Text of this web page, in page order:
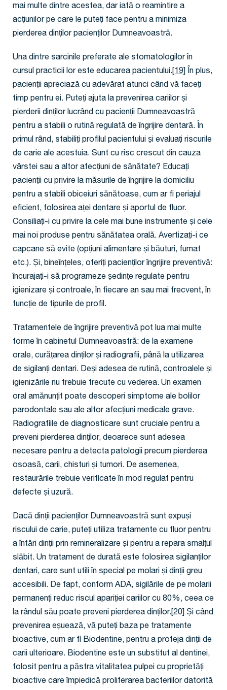
mai multe dintre acestea, dar iată o reamintire a
acțiunilor pe care le puteți face pentru a minimiza
pierderea dinților pacienților Dumneavoastră.
Una dintre sarcinile preferate ale stomatologilor în
cursul practicii lor este educarea pacientului. [19] În plus,
pacienții apreciază cu adevărat atunci când vă faceți
timp pentru ei. Puteți ajuta la prevenirea cariilor și
pierderii dinților lucrând cu pacienții Dumneavoastră
pentru a stabili o rutină regulată de îngrijire dentară. În
primul rând, stabiliți profilul pacientului și evaluați riscurile
de carie ale acestuia. Sunt cu risc crescut din cauza
vârstei sau a altor afecțiuni de sănătate? Educați
pacienții cu privire la măsurile de îngrijire la domiciliu
pentru a stabili obiceiuri sănătoase, cum ar fi periajul
eficient, folosirea aței dentare și aportul de fluor.
Consiliați-i cu privire la cele mai bune instrumente și cele
mai noi produse pentru sănătatea orală. Avertizați-i ce
capcane să evite (opțiuni alimentare și băuturi, fumat
etc.). Și, bineînțeles, oferiți pacienților îngrijire preventivă:
încurajați-i să programeze ședințe regulate pentru
igienizare și controale, în fiecare an sau mai frecvent, în
funcție de tipurile de profil.
Tratamentele de îngrijire preventivă pot lua mai multe
forme în cabinetul Dumneavoastră: de la examene
orale, curățarea dinților și radiografii, până la utilizarea
de sigilanți dentari. Deși adesea de rutină, controalele și
igienizările nu trebuie trecute cu vederea. Un examen
oral amănunțit poate descoperi simptome ale bolilor
parodontale sau ale altor afecțiuni medicale grave.
Radiografiile de diagnosticare sunt cruciale pentru a
preveni pierderea dinților, deoarece sunt adesea
necesare pentru a detecta patologii precum pierderea
osoasă, carii, chisturi și tumori. De asemenea,
restaurările trebuie verificate în mod regulat pentru
defecte și uzură.
Dacă dinții pacienților Dumneavoastră sunt expuși
riscului de carie, puteți utiliza tratamente cu fluor pentru
a întări dinții prin remineralizare și pentru a repara smalțul
slăbit. Un tratament de durată este folosirea sigilanților
dentari, care sunt utili în special pe molari și dinții greu
accesibili. De fapt, conform ADA, sigilările de pe molarii
permanenți reduc riscul apariției cariilor cu 80%, ceea ce
la rândul său poate preveni pierderea dinților.[20] Și când
prevenirea eșuează, vă puteți baza pe tratamente
bioactive, cum ar fi Biodentine, pentru a proteja dinții de
carii ulterioare. Biodentine este un substitut al dentinei,
folosit pentru a păstra vitalitatea pulpei cu proprietăți
bioactive care împiedică proliferarea bacteriilor datorită